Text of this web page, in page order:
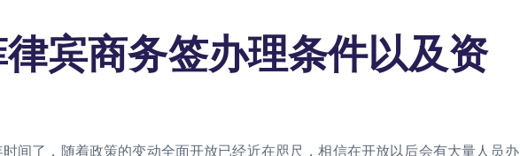
宾商务签办理条件以及资
间了，随着政策的变动全面开放已经近在咫尺，相信在开放以后会有大量人员办